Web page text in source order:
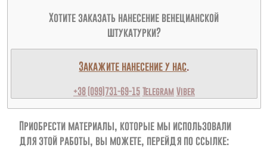
Хотите заказать нанесение венецианской
штукатурки?
Закажите нанесение у нас.
+38 (099)731-69-15TelegramViber
Приобрести материалы, которые мы использовали
для этой работы, вы можете, перейдя по ссылке: